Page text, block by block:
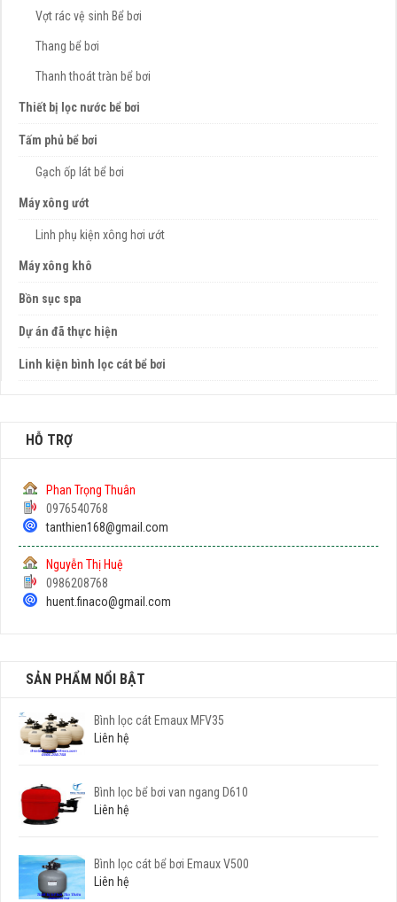
Vợt rác vệ sinh Bể bơi
Thang bể bơi
Thanh thoát tràn bể bơi
Thiết bị lọc nước bể bơi
Tấm phủ bể bơi
Gạch ốp lát bể bơi
Máy xông ướt
Linh phụ kiện xông hơi ướt
Máy xông khô
Bồn sục spa
Dự án đã thực hiện
Linh kiện bình lọc cát bể bơi
HỖ TRỢ
Phan Trọng Thuân
0976540768
tanthien168@gmail.com
Nguyễn Thị Huệ
0986208768
huent.finaco@gmail.com
SẢN PHẨM NỔI BẬT
Bình lọc cát Emaux MFV35
Liên hệ
Bình lọc bể bơi van ngang D610
Liên hệ
Bình lọc cát bể bơi Emaux V500
Liên hệ